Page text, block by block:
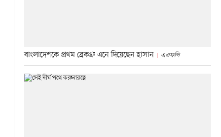
বাংলাদেশকে প্রথম ব্রেকথ্রু এনে দিয়েছেন হাসান এএফপি